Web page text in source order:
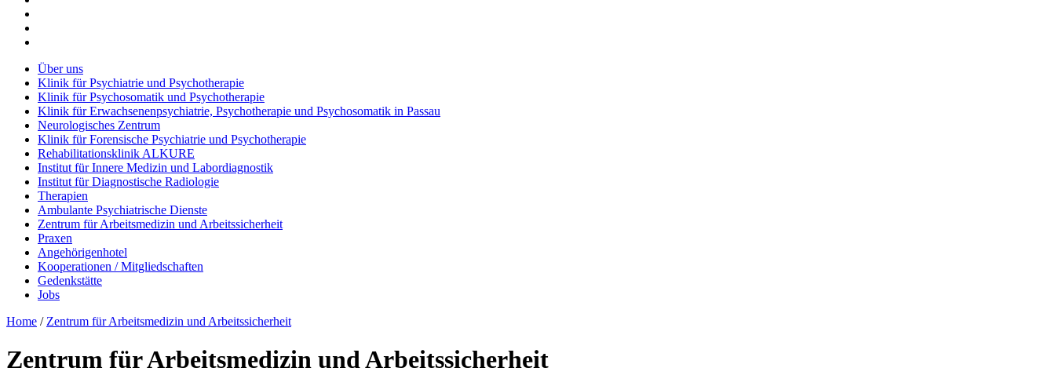
Über uns
Klinik für Psychiatrie und Psychotherapie
Klinik für Psychosomatik und Psychotherapie
Klinik für Erwachsenenpsychiatrie, Psychotherapie und Psychosomatik in Passau
Neurologisches Zentrum
Klinik für Forensische Psychiatrie und Psychotherapie
Rehabilitationsklinik ALKURE
Institut für Innere Medizin und Labordiagnostik
Institut für Diagnostische Radiologie
Therapien
Ambulante Psychiatrische Dienste
Zentrum für Arbeitsmedizin und Arbeitssicherheit
Praxen
Angehörigenhotel
Kooperationen / Mitgliedschaften
Gedenkstätte
Jobs
Home / Zentrum für Arbeitsmedizin und Arbeitssicherheit
Zentrum für Arbeitsmedizin und Arbeitssicherheit